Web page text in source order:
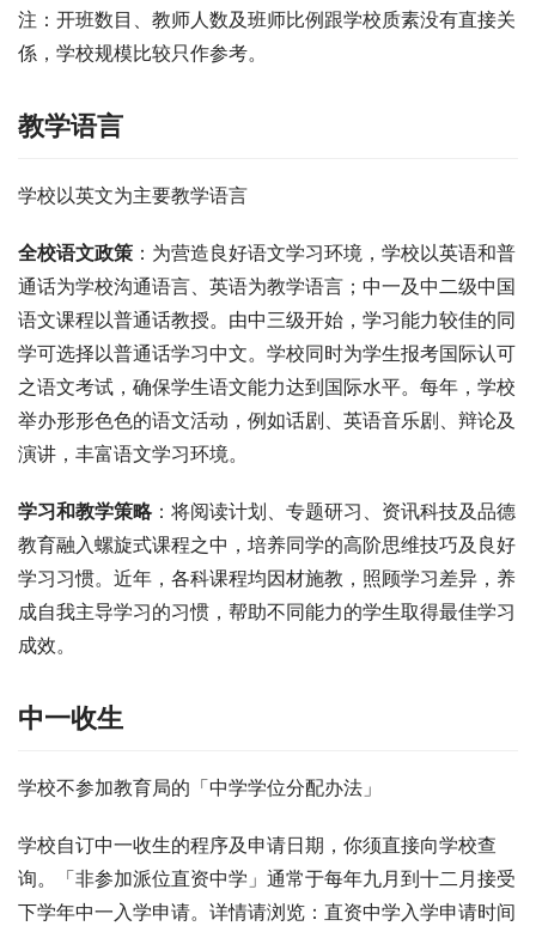
注：开班数目、教师人数及班师比例跟学校质素没有直接关
係，学校规模比较只作参考。
教学语言
学校以英文为主要教学语言
全校语文政策 ：为营造良好语文学习环境，学校以英语和普
通话为学校沟通语言、英语为教学语言；中一及中二级中国
语文课程以普通话教授。由中三级开始，学习能力较佳的同
学可选择以普通话学习中文。学校同时为学生报考国际认可
之语文考试，确保学生语文能力达到国际水平。每年，学校
举办形形色色的语文活动，例如话剧、英语音乐剧、辩论及
演讲，丰富语文学习环境。
学习和教学策略：将阅读计划、专题研习、资讯科技及品德
教育融入螺旋式课程之中，培养同学的高阶思维技巧及良好
学习习惯。近年，各科课程均因材施教，照顾学习差异，养
成自我主导学习的习惯，帮助不同能力的学生取得最佳学习
成效。
中一收生
学校不参加教育局的「中学学位分配办法」
学校自订中一收生的程序及申请日期，你须直接向学校查
询。「非参加派位直资中学」通常于每年九月到十二月接受
下学年中一入学申请。详情请浏览：直资中学入学申请时间